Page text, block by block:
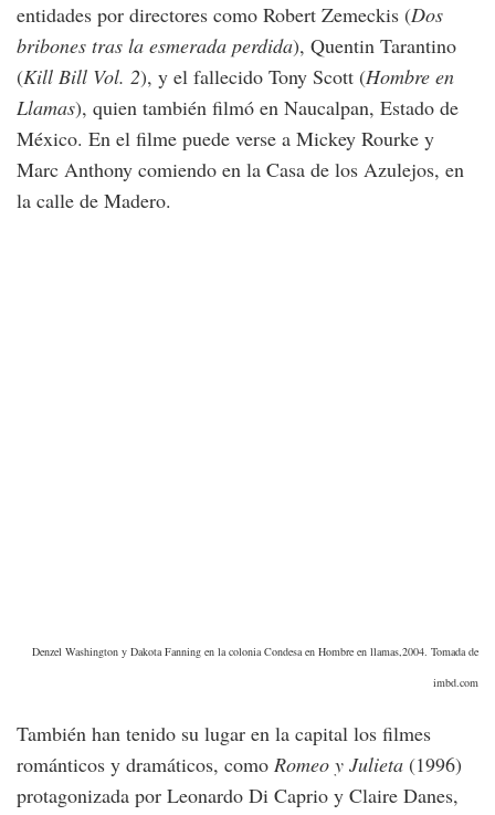
entidades por directores como Robert Zemeckis (Dos
bribones tras la esmerada perdida), Quentin Tarantino
(Kill Bill Vol. 2), y el fallecido Tony Scott (Hombre en
Llamas), quien también filmó en Naucalpan, Estado de
México. En el filme puede verse a Mickey Rourke y
Marc Anthony comiendo en la Casa de los Azulejos, en
la calle de Madero.
Denzel Washington y Dakota Fanning en la colonia Condesa en Hombre en llamas,2004. Tomada de
imbd.com
También han tenido su lugar en la capital los filmes
románticos y dramáticos, como Romeo y Julieta (1996)
protagonizada por Leonardo Di Caprio y Claire Danes,